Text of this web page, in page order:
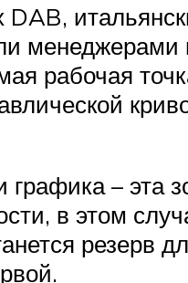
рабочая
– эта
в этом
резерв